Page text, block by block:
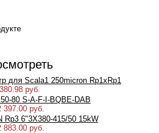
для Scala1 250micron Rp1xRp1
руб.
80 S-A-F-I-BQBE-DAB
397.00 руб.
Rp3 6"3X380-415/50 15kW
883.00 руб.